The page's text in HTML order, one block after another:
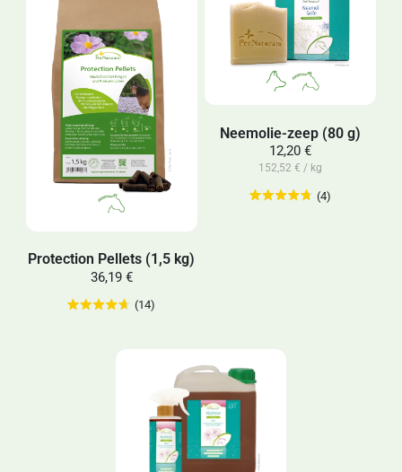
Protection Pellets (1,5 kg)
36,19 €
(14)
Neemolie-zeep (80 g)
12,20 €
152,52 € / kg
(4)